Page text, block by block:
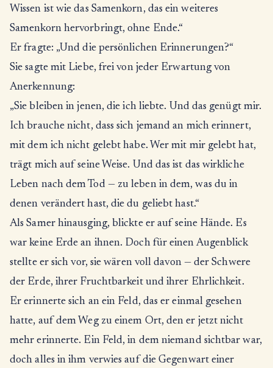
Wissen ist wie das Samenkorn, das ein weiteres
Samenkorn hervorbringt, ohne Ende.“
Er fragte: „Und die persönlichen Erinnerungen?“
Sie sagte mit Liebe, frei von jeder Erwartung von
Anerkennung:
„Sie bleiben in jenen, die ich liebte. Und das genügt mir.
Ich brauche nicht, dass sich jemand an mich erinnert,
mit dem ich nicht gelebt habe. Wer mit mir gelebt hat,
trägt mich auf seine Weise. Und das ist das wirkliche
Leben nach dem Tod — zu leben in dem, was du in
denen verändert hast, die du geliebt hast.“
Als Samer hinausging, blickte er auf seine Hände. Es
war keine Erde an ihnen. Doch für einen Augenblick
stellte er sich vor, sie wären voll davon — der Schwere
der Erde, ihrer Fruchtbarkeit und ihrer Ehrlichkeit.
Er erinnerte sich an ein Feld, das er einmal gesehen
hatte, auf dem Weg zu einem Ort, den er jetzt nicht
mehr erinnerte. Ein Feld, in dem niemand sichtbar war,
doch alles in ihm verwies auf die Gegenwart einer